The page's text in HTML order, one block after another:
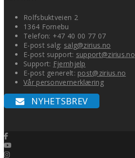
Rolfsbuktveien 2
1364 Fornebu
Telefon: +47 40 00 77 07
E-post salg: salg@zirius.no
E-post support: support@zirius.no
Support: Fjernhjelp
E-post generelt: post@zirius.no
Vår personvernerklæring
NYHETSBREV